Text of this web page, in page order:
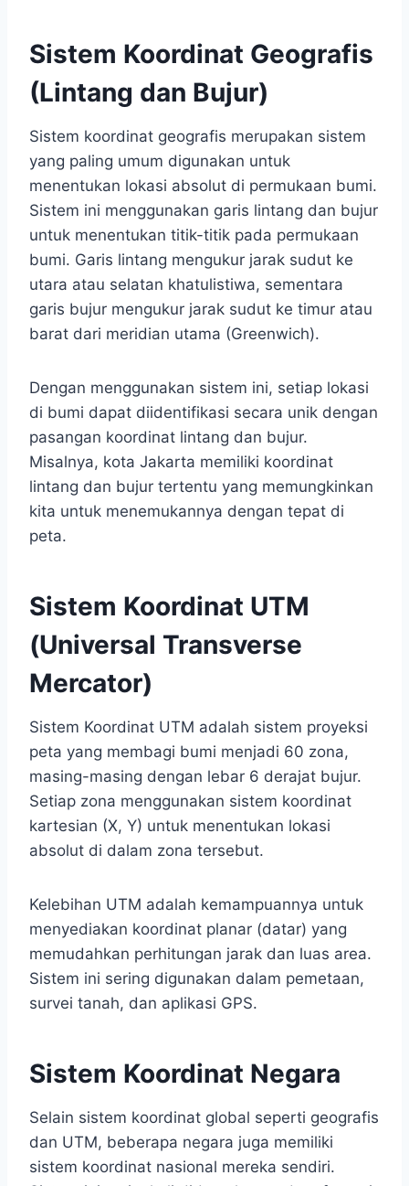
Sistem Koordinat Geografis
(Lintang dan Bujur)
Sistem koordinat geografis merupakan sistem
yang paling umum digunakan untuk
menentukan lokasi absolut di permukaan bumi.
Sistem ini menggunakan garis lintang dan bujur
untuk menentukan titik-titik pada permukaan
bumi. Garis lintang mengukur jarak sudut ke
utara atau selatan khatulistiwa, sementara
garis bujur mengukur jarak sudut ke timur atau
barat dari meridian utama (Greenwich).
Dengan menggunakan sistem ini, setiap lokasi
di bumi dapat diidentifikasi secara unik dengan
pasangan koordinat lintang dan bujur.
Misalnya, kota Jakarta memiliki koordinat
lintang dan bujur tertentu yang memungkinkan
kita untuk menemukannya dengan tepat di
peta.
Sistem Koordinat UTM
(Universal Transverse
Mercator)
Sistem Koordinat UTM adalah sistem proyeksi
peta yang membagi bumi menjadi 60 zona,
masing-masing dengan lebar 6 derajat bujur.
Setiap zona menggunakan sistem koordinat
kartesian (X, Y) untuk menentukan lokasi
absolut di dalam zona tersebut.
Kelebihan UTM adalah kemampuannya untuk
menyediakan koordinat planar (datar) yang
memudahkan perhitungan jarak dan luas area.
Sistem ini sering digunakan dalam pemetaan,
survei tanah, dan aplikasi GPS.
Sistem Koordinat Negara
Selain sistem koordinat global seperti geografis
dan UTM, beberapa negara juga memiliki
sistem koordinat nasional mereka sendiri.